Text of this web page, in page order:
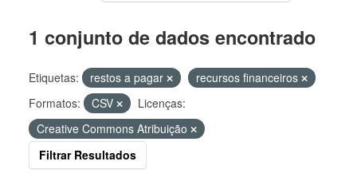
1 conjunto de dados encontrado
Etiquetas: restos a pagar
recursos financeiros
Formatos:
CSV
Licenças:
Creative Commons Atribuição
Filtrar Resultados